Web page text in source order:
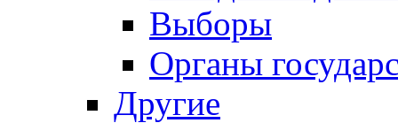
Выборы
Органы
Другие